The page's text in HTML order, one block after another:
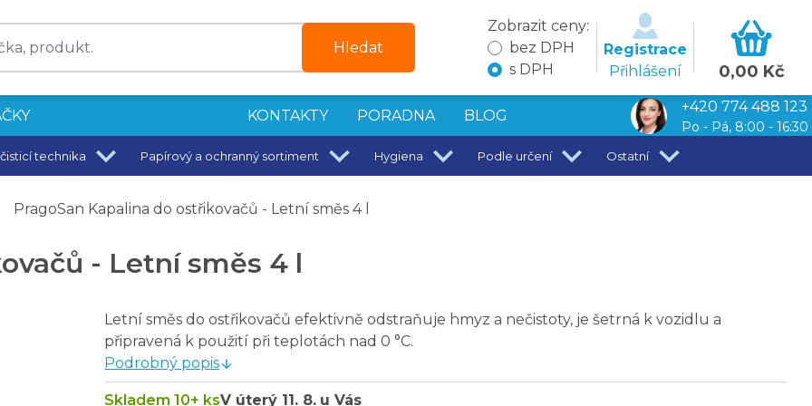
Hledat
Zobrazit ceny:
bez DPH
s DPH
Registrace
Přihlášení
0,00 Kč
KONTAKTY PORADNA BLOG
+420 774 488 123
Po - Pá, 8:00 - 16:30
technika Papírový a ochranný sortiment Hygiena Podle určení Ostatní
omyvatelné plochy 500 ml
5 l
PragoSan Kapalina do ostřikovačů - Letní směs 4 l
- Letní směs 4 l
Letní směs do ostřikovačů efektivně odstraňuje hmyz a nečistoty, je šetrná k vozidlu a
připravená k použití při teplotách nad 0 °C.
Podrobný popis
Skladem 10+ ksV úterý 11. 8. u Vás